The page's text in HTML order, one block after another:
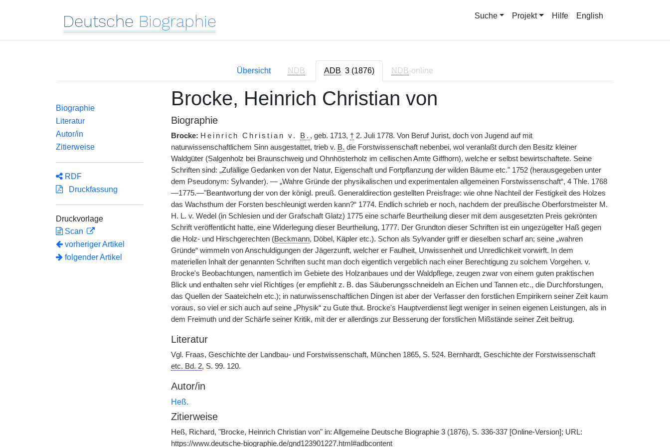
Deutsche Biographie Suche Projekt Hilfe English
Übersicht NDB ADB 3 (1876) NDB-online
Biographie
Literatur
Autor/in
Zitierweise
RDF
Druckfassung
Druckvorlage
Scan
vorheriger Artikel
folgender Artikel
Brocke, Heinrich Christian von
Biographie
Brocke: Heinrich Christian v. B. , geb. 1713, † 2. Juli 1778. Von Beruf Jurist, doch von Jugend auf mit
naturwissenschaftlichem Sinn ausgestattet, trieb v. B. die Forstwissenschaft nebenbei, wol veranlaßt durch den Besitz kleiner
Waldgüter (Salgenholz bei Braunschweig und Ohnhösterholz im cellischen Amte Giffhorn), welche er selbst bewirtschaftete. Seine
Schriften sind: „Zufällige Gedanken von der Natur, Eigenschaft und Fortpflanzung der wilden Bäume etc." 1752 (herausgegeben unter
dem Pseudonym: Sylvander). — „Wahre Gründe der physikalischen und experimentalen allgemeinen Forstwissenschaft“, 4 Thle. 1768
—1775.—"Beantwortung der von der königl. preuß. Generaldirection gestellten Preisfrage: wie ohne Nachteil der Festigkeit des Holzes
das Wachsthum der Forsten beschleunigt werden kann?“ 1774. Endlich schrieb er noch, nachdem der preußische Oberforstmeister M.
H. L. v. Wedel (in Schlesien und der Grafschaft Glatz) 1775 eine scharfe Beurtheilung dieser mit dem ausgesetzten Preis gekrönten
Schrift veröffentlicht hatte, eine Widerlegung dieser Beurtheilung, 1777. Der Grundton dieser Schriften ist ein ungezügelter Haß gegen
die Holz- und Hirschgerechten (Beckmann, Döbel, Käpler etc.). Schon als Sylvander griff er dieselben scharf an; seine „wahren
Gründe“ wimmeln von Anschuldigungen der Jägerzunft, welcher er Faulheit, Unwissenheit und Unredlichkeit vorwirft. In dem
materiellen Inhalt der genannten Schriften sucht man doch eigentlich vergeblich nach einer Berechtigung zu solchem Vorgehen. v.
Brocke's Beobachtungen, namentlich im Gebiete des Holzanbaues und der Waldpflege, zeugen zwar von einem guten praktischen
Blick und enthalten sehr viel Richtiges (er empfiehlt z. B. das Säuberungsschneideln an Eichen und Tannen etc., die Durchforstungen,
das Quellen der Saateicheln etc.); in naturwissenschaftlichen Dingen ist aber der Verfasser den forstlichen Empirikern seiner Zeit kaum
voraus, so viel er sich auch auf seine „Physik“ zu Gute thut. Brocke's Hauptverdienst liegt weniger in seinen eigenen Leistungen, als in
dem Freimuth und der Schärfe seiner Kritik, mit der er allerdings zur Besserung der forstlichen Mißstände seiner Zeit beitrug.
Literatur
Vgl. Fraas, Geschichte der Landbau- und Forstwissenschaft, München 1865, S. 524. Bernhardt, Geschichte der Forstwissenschaft
etc. Bd. 2, S. 99. 120.
Autor/in
Heß.
Zitierweise
Heß, Richard, "Brocke, Heinrich Christian von" in: Allgemeine Deutsche Biographie 3 (1876), S. 336-337 [Online-Version]; URL:
https://www.deutsche-biographie.de/gnd123901227.html#adbcontent